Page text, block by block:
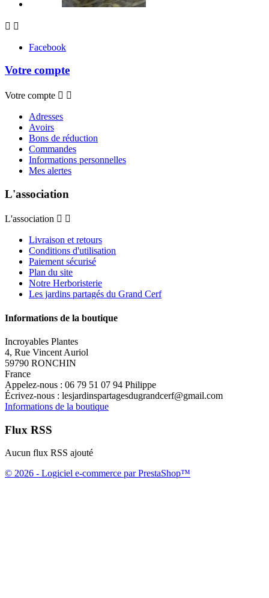
 
Facebook
Votre compte
Votre compte  
Adresses
Avoirs
Bons de réduction
Commandes
Informations personnelles
Mes alertes
L'association
L'association  
Livraison et retours
Conditions d'utilisation
Paiement sécurisé
Plan du site
Notre Herboristerie
Les jardins partagés du Grand Cerf
Informations de la boutique
Incroyables Plantes
4, Rue Vincent Auriol
59790 RONCHIN
France
Appelez-nous : 06 79 51 07 94 Philippe
Écrivez-nous : lesjardinspartagesdugrandcerf@gmail.com
Informations de la boutique
Flux RSS
Aucun flux RSS ajouté
© 2026 - Logiciel e-commerce par PrestaShop™